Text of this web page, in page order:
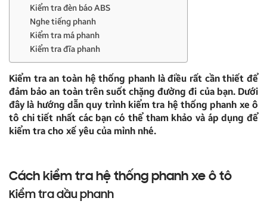
Kiểm tra đèn báo ABS
Nghe tiếng phanh
Kiểm tra má phanh
Kiểm tra đĩa phanh
Kiểm tra an toàn hệ thống phanh là điều rất cần thiết để
đảm bảo an toàn trên suốt chặng đường đi của bạn. Dưới
đây là hướng dẫn quy trình kiểm tra hệ thống phanh xe ô
tô chi tiết nhất các bạn có thể tham khảo và áp dụng để
kiểm tra cho xế yêu của mình nhé.
Cách kiểm tra hệ thống phanh xe ô tô
Kiểm tra dầu phanh